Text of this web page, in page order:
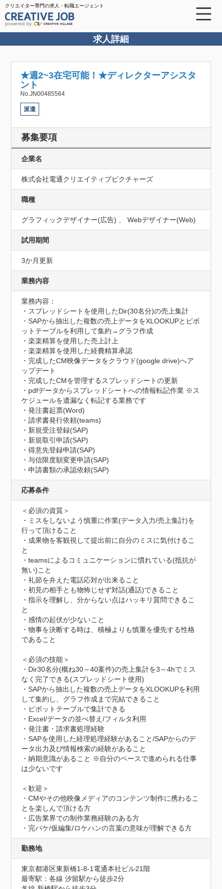
クリエイター専門の求人・転職エージェント
powered by
求人詳細
★週2~3在宅可能！★ディレクターアシスタ
ント
No.JN00485564
派遣
募集要項
企業名
株式会社電通クリエイティブピクチャーズ
職種
グラフィックデザイナー(広告) 、 Webデザイナー(Web)
試用期間
3か月更新
業務内容
業務内容：
・スプレッドシートを使用したDir(30名分)の売上集計
・SAPから抽出した複数の売上データをXLOOKUPとピボ
ットテーブルを利用して集約→グラフ作成
・楽楽精算を使用した売上計上
・楽楽精算を使用した経費精算承認
・完成したCM映像データをクラウド(google drive)へア
ップデート
・完成したCMを管理するスプレッドシートの更新
・pdfデータからスプレッドシートへの情報転記作業 ※ス
ケジュールを遺漏なく転記する業務です
・発注書起票(Word)
・請求書発行依頼(teams)
・新規受注登録(SAP)
・新規取引申請(SAP)
・得意先登録申請(SAP)
・与信限度額変更申請(SAP)
・申請書類の承認依頼(SAP)
応募条件
＜必須の資質＞
・ミスをしないよう慎重に作業(データ入力/売上集計)を
行って頂けること
・成果物を客観視して提出前に自分のミスに気付けるこ
と
・teamsによるコミュニケーションに慣れている(抵抗が
無い)こと
・礼節を弁えた電話応対が出来ること
・初見の相手とも物怖じせず対話(通話)できること
・指示を理解し、分からない点はハッキリ質問できるこ
と
・感情の起伏が少ないこと
・物事を決断する時は、積極よりも慎重を優先する性格
であること
＜必須の技能＞
・Dir30名分(概ね30～40案件)の売上集計を3～4hでミス
なく完了できる(スプレッドシート使用)
・SAPから抽出した複数の売上データをXLOOKUPを利用
して集約し、グラフ作成まで完結できること
・ピボットテーブルで集計できる
・Excel/データの並べ替え/フィルタ利用
・発注書・請求書処理経験
・SAPを使用した経理処理経験があること/SAPからのデ
ータ出力及び情報検索の経験があること
・納期意識があること ※自分のペースで進められる仕事
は少ないです
＜歓迎＞
・CMやその他映像メディアのコンテンツ制作に携わるこ
とを楽しんで頂ける方
・広告業界での制作業務経験のある方
・完パケ/仮編集/ロケハンの言葉の意味が理解できる方
勤務地
東京都港区東新橋1-8-1電通本社ビル21階
最寄駅：各線 汐留駅から徒歩2分